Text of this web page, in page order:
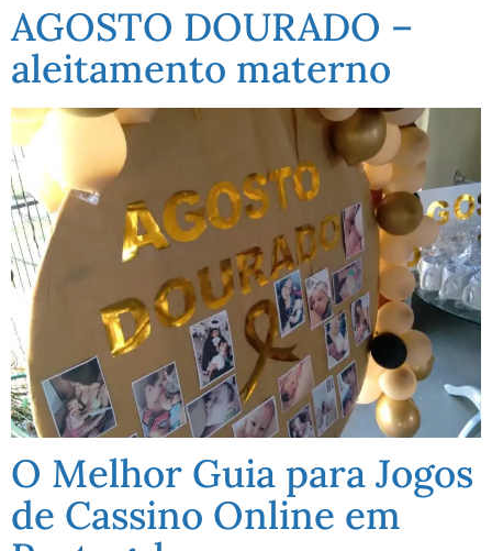
AGOSTO DOURADO –
aleitamento materno
O Melhor Guia para Jogos
de Cassino Online em